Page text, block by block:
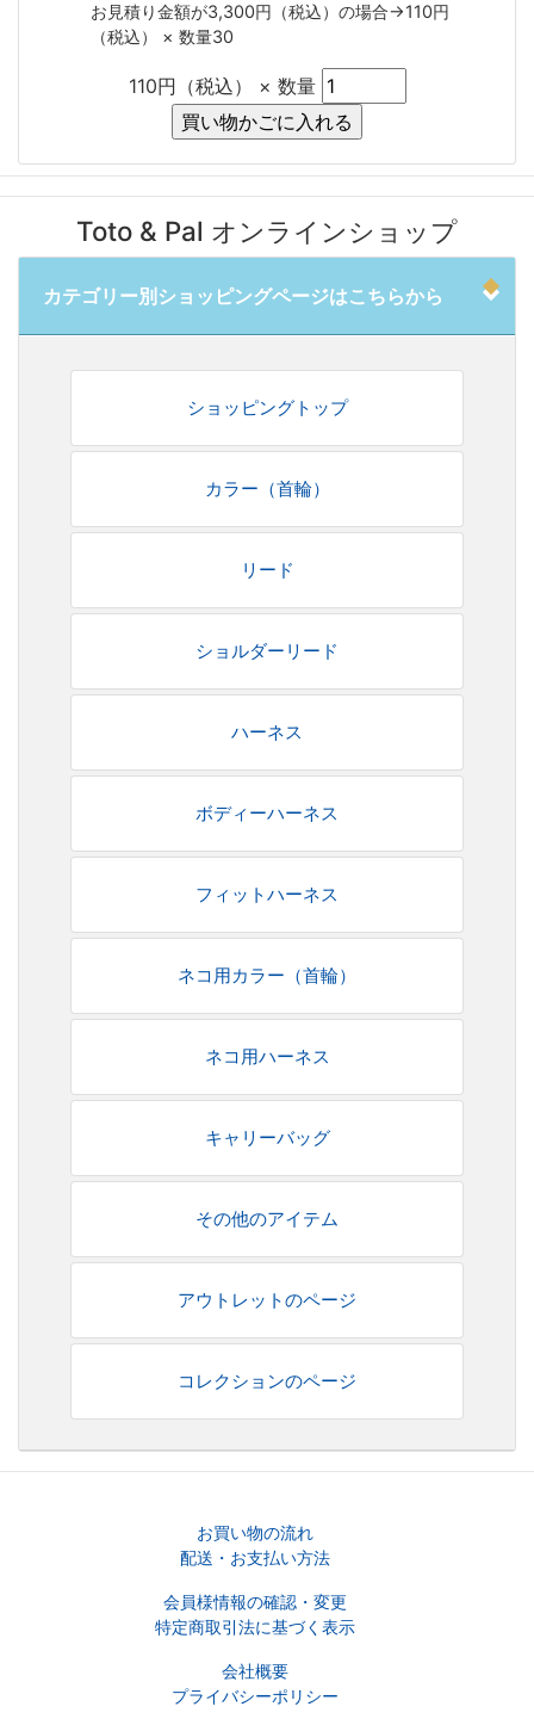
お見積り金額が3,300円（税込）の場合→110円
（税込） × 数量30
110円（税込） × 数量
Toto & Pal オンラインショップ
カテゴリー別ショッピングページはこちらから
ショッピングトップ
カラー（首輪）
リード
ショルダーリード
ハーネス
ボディーハーネス
フィットハーネス
ネコ用カラー（首輪）
ネコ用ハーネス
キャリーバッグ
その他のアイテム
アウトレットのページ
コレクションのページ
お買い物の流れ
配送・お支払い方法
会員様情報の確認・変更
特定商取引法に基づく表示
会社概要
プライバシーポリシー